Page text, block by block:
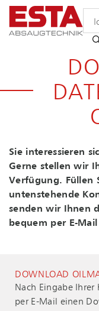
Sie interessieren
Gerne stellen wir
Verfügung. Füllen
untenstehende
senden wir Ihnen
bequem per E-
DOWNLOAD
Nach Eingabe
per E-Mail einen